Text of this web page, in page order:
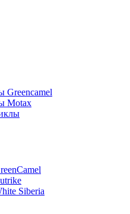
Greencamel
Motax
Siberia